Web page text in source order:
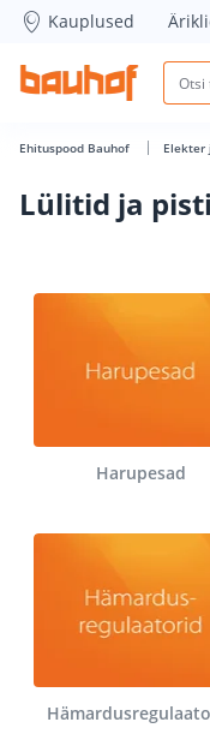
Lülitid ja pistikupesad -
Kauplused
Ehituspood Bauhof Elekter
Lülitid ja
Harupesad